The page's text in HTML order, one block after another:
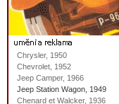
Chrysler, 1950
Chevrolet, 1952
Jeep Camper, 1966
Jeep Station Wagon, 1949
Chenard et Walcker, 1936